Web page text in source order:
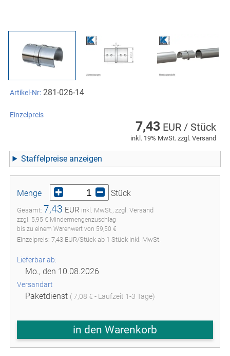
Artikel-Nr: 281-026-14
Einzelpreis
7,43 EUR / Stück
inkl. 19% MwSt. zzgl. Versand
Staffelpreise
Menge Stück
Gesamt: 7,43 EUR inkl. MwSt., zzgl. Versand
zzgl. 5,95 € Mindermengenzuschlag
bis zu einem Warenwert von 59,50 €
Einzelpreis: 7,43EUR/Stückab 1 Stück inkl. MwSt.
Lieferbar ab:
Mo., den 10.08.2026
Versandart
Paketdienst ( 7,08 € - Laufzeit 1-3 Tage)
in den Warenkorb